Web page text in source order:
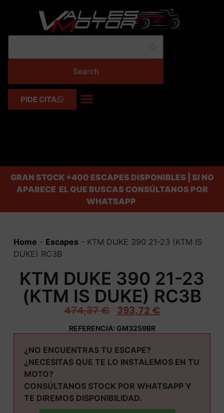
PIDE CITA
GRAN STOCK+400 ESCAPES DISPONIBLES | SI NO
APARECE EL QUE BUSCAS CONSÚLTANOS POR
WHATSAPP
Home - Escapes- KTM DUKE 390 21-23 (KTM IS
DUKE) RC3B
KTM DUKE 390 21-23
(KTM IS DUKE) RC3B
474,37€ 393,72 €
REFERENCIA: GM3259BR
¿NO ENCUENTRAS TU ESCAPE?
¿NECESITAS QUE TE LO INSTALEMOS EN TU
MOTO?
CONSÚLTANOS STOCK POR WHATSAPP Y
TE DIREMOS DISPONIBILIDAD.